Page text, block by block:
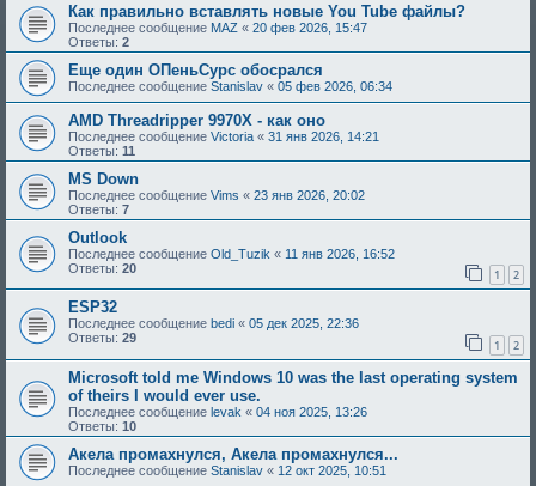
Как правильно вставлять новые You Tube файлы?
Последнее сообщение MAZ « 20 фев 2026, 15:47
Ответы: 2
Еще один ОПеньСурс обосрался
Последнее сообщение Stanislav « 05 фев 2026, 06:34
AMD Threadripper 9970X - как оно
Последнее сообщение Victoria « 31 янв 2026, 14:21
Ответы: 11
MS Down
Последнее сообщение Vims « 23 янв 2026, 20:02
Ответы: 7
Outlook
Последнее сообщение Old_Tuzik « 11 янв 2026, 16:52
Ответы: 20 1 2
ESP32
Последнее сообщение bedi « 05 дек 2025, 22:36
Ответы: 29 1 2
Microsoft told me Windows 10 was the last operating system
of theirs I would ever use.
Последнее сообщение levak « 04 ноя 2025, 13:26
Ответы: 10
Акела промахнулся, Акела промахнулся...
Последнее сообщение Stanislav « 12 окт 2025, 10:51